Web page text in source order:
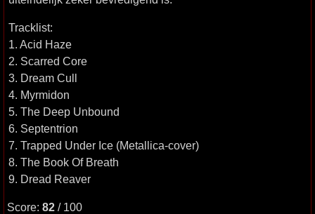
Tracklist:
1. Acid Haze
2. Scarred Core
3. Dream Cull
4. Myrmidon
5. The Deep Unbound
6. Septentrion
7. Trapped Under Ice (Metallica-cover)
8. The Book Of Breath
9. Dread Reaver
Score: 82 / 100